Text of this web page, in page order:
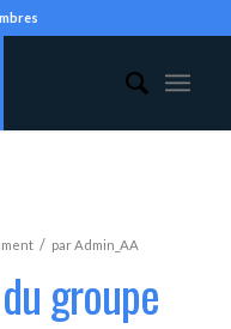
/ parAdmin_AA
groupe